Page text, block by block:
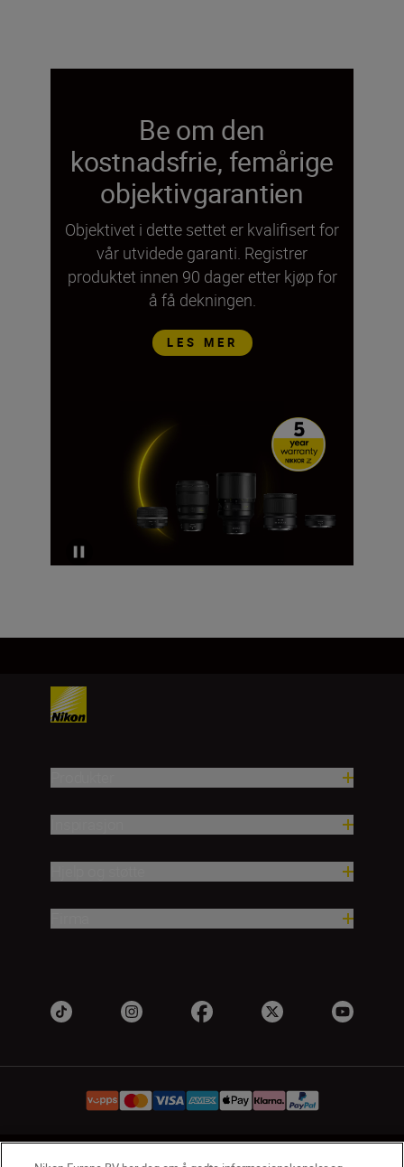
Be om den
kostnadsfrie, femårige
objektivgarantien
Objektivet i dette settet er kvalifisert for
vår utvidede garanti. Registrer
produktet innen 90 dager etter kjøp for
å få dekningen.
LES MER